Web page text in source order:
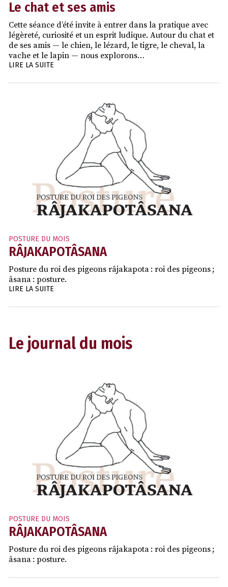
Le chat et ses amis
Cette séance d’été invite à entrer dans la pratique avec
légèreté, curiosité et un esprit ludique. Autour du chat et
de ses amis — le chien, le lézard, le tigre, le cheval, la
vache et le lapin — nous explorons…
LIRE LA SUITE
POSTURE DU MOIS
RÂJAKAPOTÂSANA
Posture du roi des pigeons râjakapota : roi des pigeons ;
âsana : posture.
LIRE LA SUITE
Le journal du mois
POSTURE DU MOIS
RÂJAKAPOTÂSANA
Posture du roi des pigeons râjakapota : roi des pigeons ;
âsana : posture.